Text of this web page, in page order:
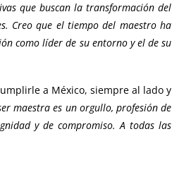
que buscan la transformación del
Creo que el tiempo del maestro ha
como líder de su entorno y el de su
a México, siempre al lado y
maestra es un orgullo, profesión de
y de compromiso.A todas las